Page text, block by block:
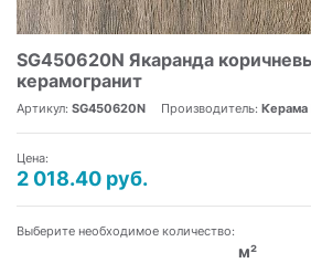
SG450620N Якаранда
керамогранит
Артикул: SG450620N Производитель:
Цена:
2 018.40 руб.
Выберите необходимое количество:
м²